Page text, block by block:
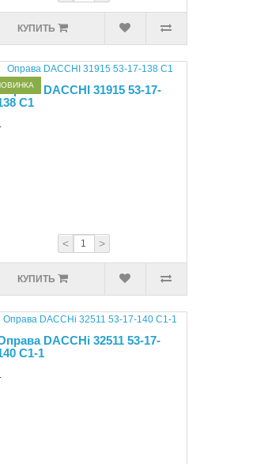
КУПИТЬ
DACCHI 31915 53-17-
C1
< >
КУПИТЬ
DACCHi 32511 53-17-
С1-1